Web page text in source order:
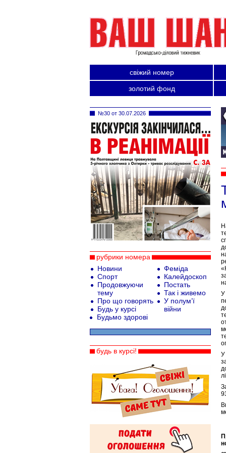
свіжий номер
золотий фонд
У
У
№30 от 30.07.2026
рубрики номера
Новини
Спорт
Продовжуючи
тему
Про що говорять
Будь у курсі
Феміда
Калейдоскоп
Постать
Так і живемо
У полум’ї
війни
Будьмо здорові
будь в курсі!